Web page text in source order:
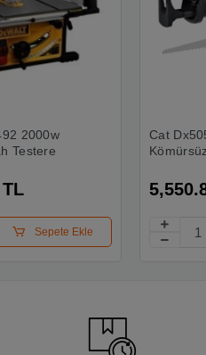
2000w
Testere
Sepete Ekle
Cat
Değildir)